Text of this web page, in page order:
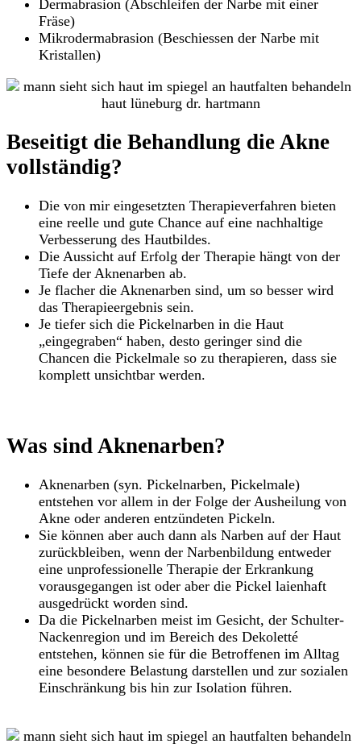
Dermabrasion (Abschleifen der Narbe mit einer
Fräse)
Mikrodermabrasion (Beschiessen der Narbe mit
Kristallen)
Beseitigt die Behandlung die Akne
vollständig?
Die von mir eingesetzten Therapieverfahren bieten
eine reelle und gute Chance auf eine nachhaltige
Verbesserung des Hautbildes.
Die Aussicht auf Erfolg der Therapie hängt von der
Tiefe der Aknenarben ab.
Je flacher die Aknenarben sind, um so besser wird
das Therapieergebnis sein.
Je tiefer sich die Pickelnarben in die Haut
„eingegraben“ haben, desto geringer sind die
Chancen die Pickelmale so zu therapieren, dass sie
komplett unsichtbar werden.
Was sind Aknenarben?
Aknenarben (syn. Pickelnarben, Pickelmale)
entstehen vor allem in der Folge der Ausheilung von
Akne oder anderen entzündeten Pickeln.
Sie können aber auch dann als Narben auf der Haut
zurückbleiben, wenn der Narbenbildung entweder
eine unprofessionelle Therapie der Erkrankung
vorausgegangen ist oder aber die Pickel laienhaft
ausgedrückt worden sind.
Da die Pickelnarben meist im Gesicht, der Schulter-
Nackenregion und im Bereich des Dekoletté
entstehen, können sie für die Betroffenen im Alltag
eine besondere Belastung darstellen und zur sozialen
Einschränkung bis hin zur Isolation führen.